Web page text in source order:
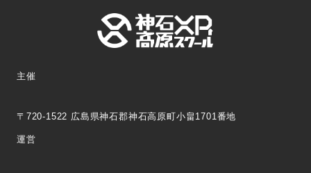
主催
〒720-1522 広島県神石郡神石高原町小畠1701番地
運営